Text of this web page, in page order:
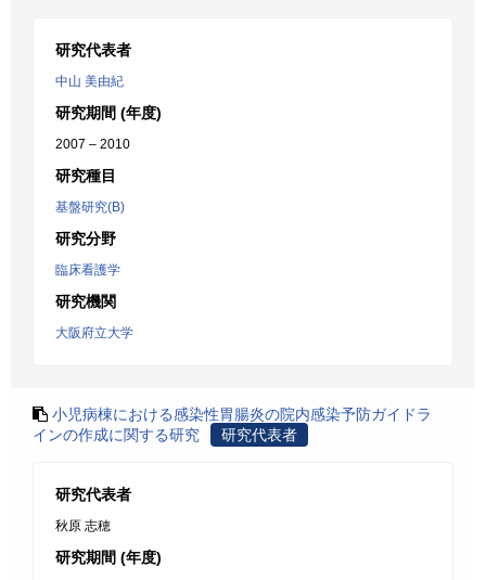
研究代表者
中山 美由紀
研究期間 (年度)
2007 – 2010
研究種目
基盤研究(B)
研究分野
臨床看護学
研究機関
大阪府立大学
小児病棟における感染性胃腸炎の院内感染予防ガイドラ
インの作成に関する研究
研究代表者
研究代表者
秋原 志穂
研究期間 (年度)